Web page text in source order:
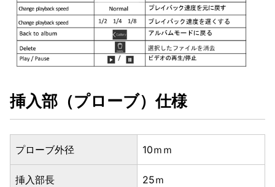
挿入部（プローブ）仕様
プローブ外径 10ｍｍ
挿入部長 25ｍ